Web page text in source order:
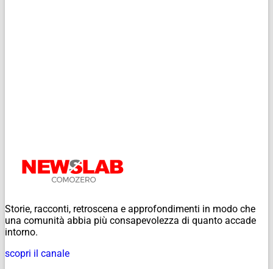
Storie, racconti, retroscena e approfondimenti in modo che
una comunità abbia più consapevolezza di quanto accade
intorno.
scopri il canale